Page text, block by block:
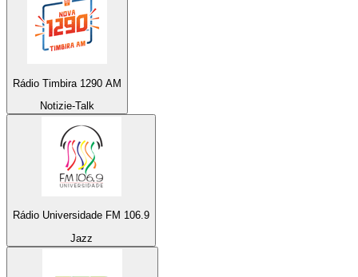
Rádio Timbira 1290 AM
Notizie-Talk
Rádio Universidade FM 106.9
Jazz